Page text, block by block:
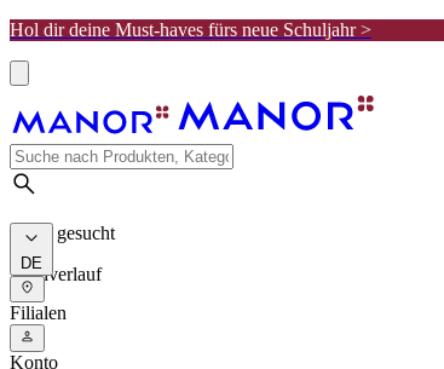
Hol dir deine Must-haves fürs neue Schuljahr >
Meist gesucht
Suchverlauf
DE
Filialen
Konto